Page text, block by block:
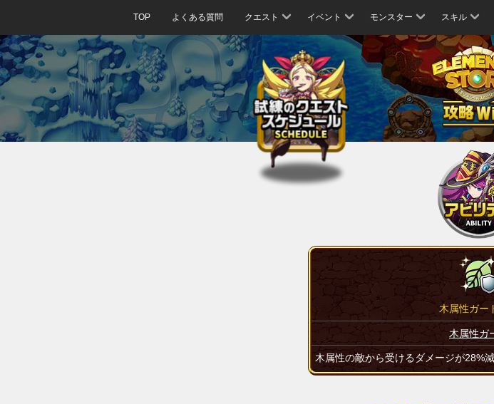
TOP よくある質問 クエスト イベント モンスター スキル
木属性ガー
木属性ガ
木属性の敵から受けるダメージが28%